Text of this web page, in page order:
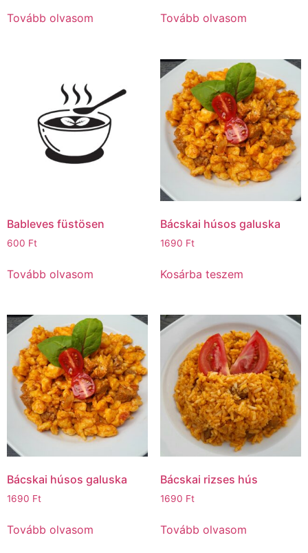
Tovább olvasom Tovább olvasom
Bableves füstösen
600 Ft
Tovább olvasom
Bácskai húsos galuska
1690 Ft
Kosárba teszem
Bácskai húsos galuska
1690 Ft
Tovább olvasom
Bácskai rizses hús
1690 Ft
Tovább olvasom